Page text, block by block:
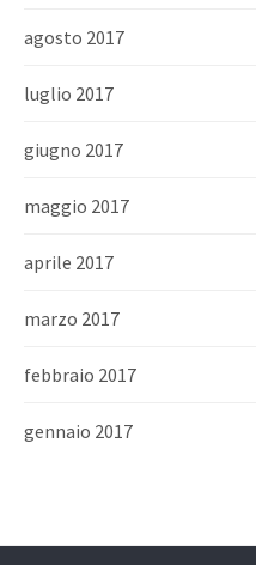
agosto 2017
luglio 2017
giugno 2017
maggio 2017
aprile 2017
marzo 2017
febbraio 2017
gennaio 2017